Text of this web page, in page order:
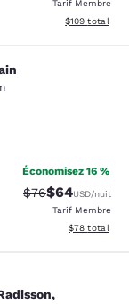
Tarif Membre
Afficher les
$109 total
Économisez 16 %
Tarif barré :
$76Tarif réduit :
$64USD/nuit
Tarif Membre
Afficher les
$78 total